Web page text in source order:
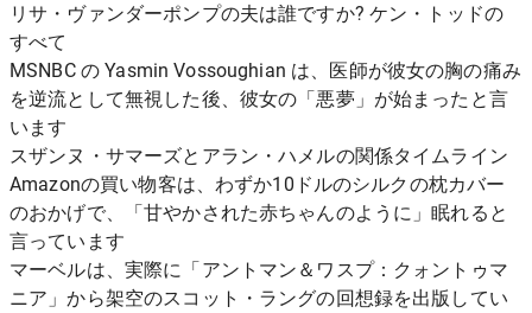
リサ・ヴァンダーポンプの夫は誰ですか? ケン・トッドの
すべて
MSNBC の Yasmin Vossoughian は、医師が彼女の胸の痛み
を逆流として無視した後、彼女の「悪夢」が始まったと言
います
スザンヌ・サマーズとアラン・ハメルの関係タイムライン
Amazonの買い物客は、わずか10ドルのシルクの枕カバー
のおかげで、「甘やかされた赤ちゃんのように」眠れると
言っています
マーベルは、実際に「アントマン＆ワスプ：クォントゥマ
ニア」から架空のスコット・ラングの回想録を出版してい